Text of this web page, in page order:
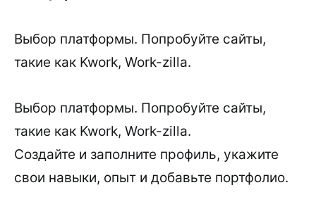
Выбор платформы. Попробуйте сайты,
такие как Kwork, Work-zilla.
Выбор платформы. Попробуйте сайты,
такие как Kwork, Work-zilla.
Создайте и заполните профиль, укажите
свои навыки, опыт и добавьте портфолио.